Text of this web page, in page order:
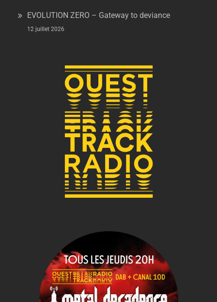
EVOLUTION ZERO – Gateway to deviance
12 juillet 2026